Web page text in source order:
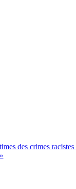
des crimes
»